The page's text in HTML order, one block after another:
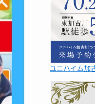
ユニハイム加